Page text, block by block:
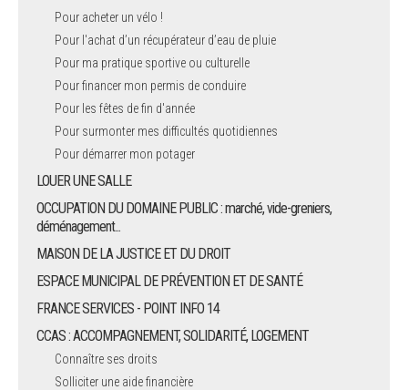
Pour acheter un vélo !
Pour l'achat d’un récupérateur d’eau de pluie
Pour ma pratique sportive ou culturelle
Pour financer mon permis de conduire
Pour les fêtes de fin d'année
Pour surmonter mes difficultés quotidiennes
Pour démarrer mon potager
LOUER UNE SALLE
OCCUPATION DU DOMAINE PUBLIC : marché, vide-greniers,
déménagement...
MAISON DE LA JUSTICE ET DU DROIT
ESPACE MUNICIPAL DE PRÉVENTION ET DE SANTÉ
FRANCE SERVICES - POINT INFO 14
CCAS : ACCOMPAGNEMENT, SOLIDARITÉ, LOGEMENT
Connaître ses droits
Solliciter une aide financière